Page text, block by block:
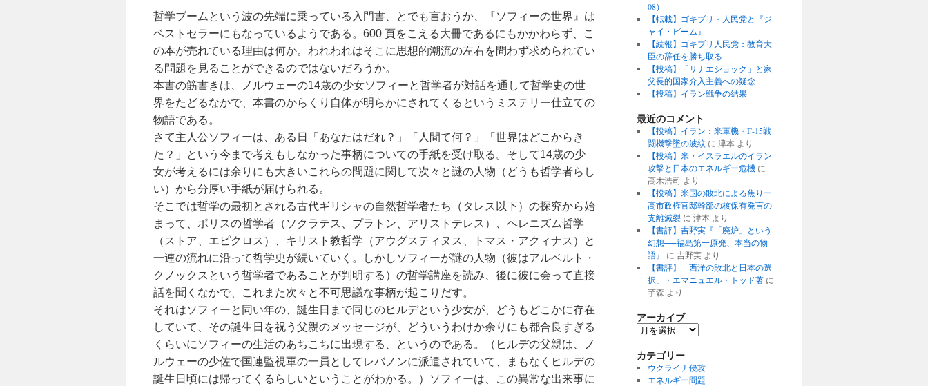
哲学ブームという波の先端に乗っている入門書、とでも言おうか、『ソフィーの世界』は
ベストセラーにもなっているようである。600 頁をこえる大冊であるにもかかわらず、こ
の本が売れている理由は何か。われわれはそこに思想的潮流の左右を問わず求められてい
る問題を見ることができるのではないだろうか。
本書の筋書きは、ノルウェーの14歳の少女ソフィーと哲学者が対話を通して哲学史の世
界をたどるなかで、本書のからくり自体が明らかにされてくるというミステリー仕立ての
物語である。
さて主人公ソフィーは、ある日「あなたはだれ？」「人間て何？」「世界はどこからき
た？」という今まで考えもしなかった事柄についての手紙を受け取る。そして14歳の少
女が考えるには余りにも大きいこれらの問題に関して次々と謎の人物（どうも哲学者らし
い）から分厚い手紙が届けられる。
そこでは哲学の最初とされる古代ギリシャの自然哲学者たち（タレス以下）の探究から始
まって、ポリスの哲学者（ソクラテス、プラトン、アリストテレス）、ヘレニズム哲学
（ストア、エピクロス）、キリスト教哲学（アウグスティヌス、トマス・アクィナス）と
一連の流れに沿って哲学史が続いていく。しかしソフィーが謎の人物（彼はアルベルト・
クノックスという哲学者であることが判明する）の哲学講座を読み、後に彼に会って直接
話を聞くなかで、これまた次々と不可思議な事柄が起こりだす。
それはソフィーと同い年の、誕生日まで同じのヒルデという少女が、どうもどこかに存在
していて、その誕生日を祝う父親のメッセージが、どういうわけか余りにも都合良すぎる
くらいにソフィーの生活のあちこちに出現する、というのである。（ヒルデの父親は、ノ
ルウェーの少佐で国連監視軍の一員としてレバノンに派遣されていて、まもなくヒルデの
誕生日頃には帰ってくるらしいということがわかる。）ソフィーは、この異常な出来事に
08）
【転載】ゴキブリ・人民党と『ジ
ャイ・ビーム』
【続報】ゴキブリ人民党：教育大
臣の辞任を勝ち取る
【投稿】「サナエショック」と家
父長的国家介入主義への疑念
【投稿】イラン戦争の結果
最近のコメント
【投稿】イラン：米軍機・F-15戦
闘機撃墜の波紋に 津本より
【投稿】米・イスラエルのイラン
攻撃と日本のエネルギー危機に
高木浩司 より
【投稿】米国の敗北による焦りー
高市政権官邸幹部の核保有発言の
支離滅裂に 津本より
【書評】吉野実『「廃炉」という
幻想──福島第一原発、本当の物
語』
に 吉野実より
【書評】「西洋の敗北と日本の選
択」・エマニュエル・トッド著に
芋森 より
アーカイブ
ア
カ
イ
ブ
カテゴリー
ウクライナ侵攻
エネルギー問題